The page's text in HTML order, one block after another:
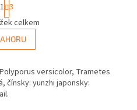
O
v
l
á
a
c
í
t
r
á
n
k
v
á
n
1 3
celkem
versicolor, Trametes
čínsky: yunzhi japonsky: